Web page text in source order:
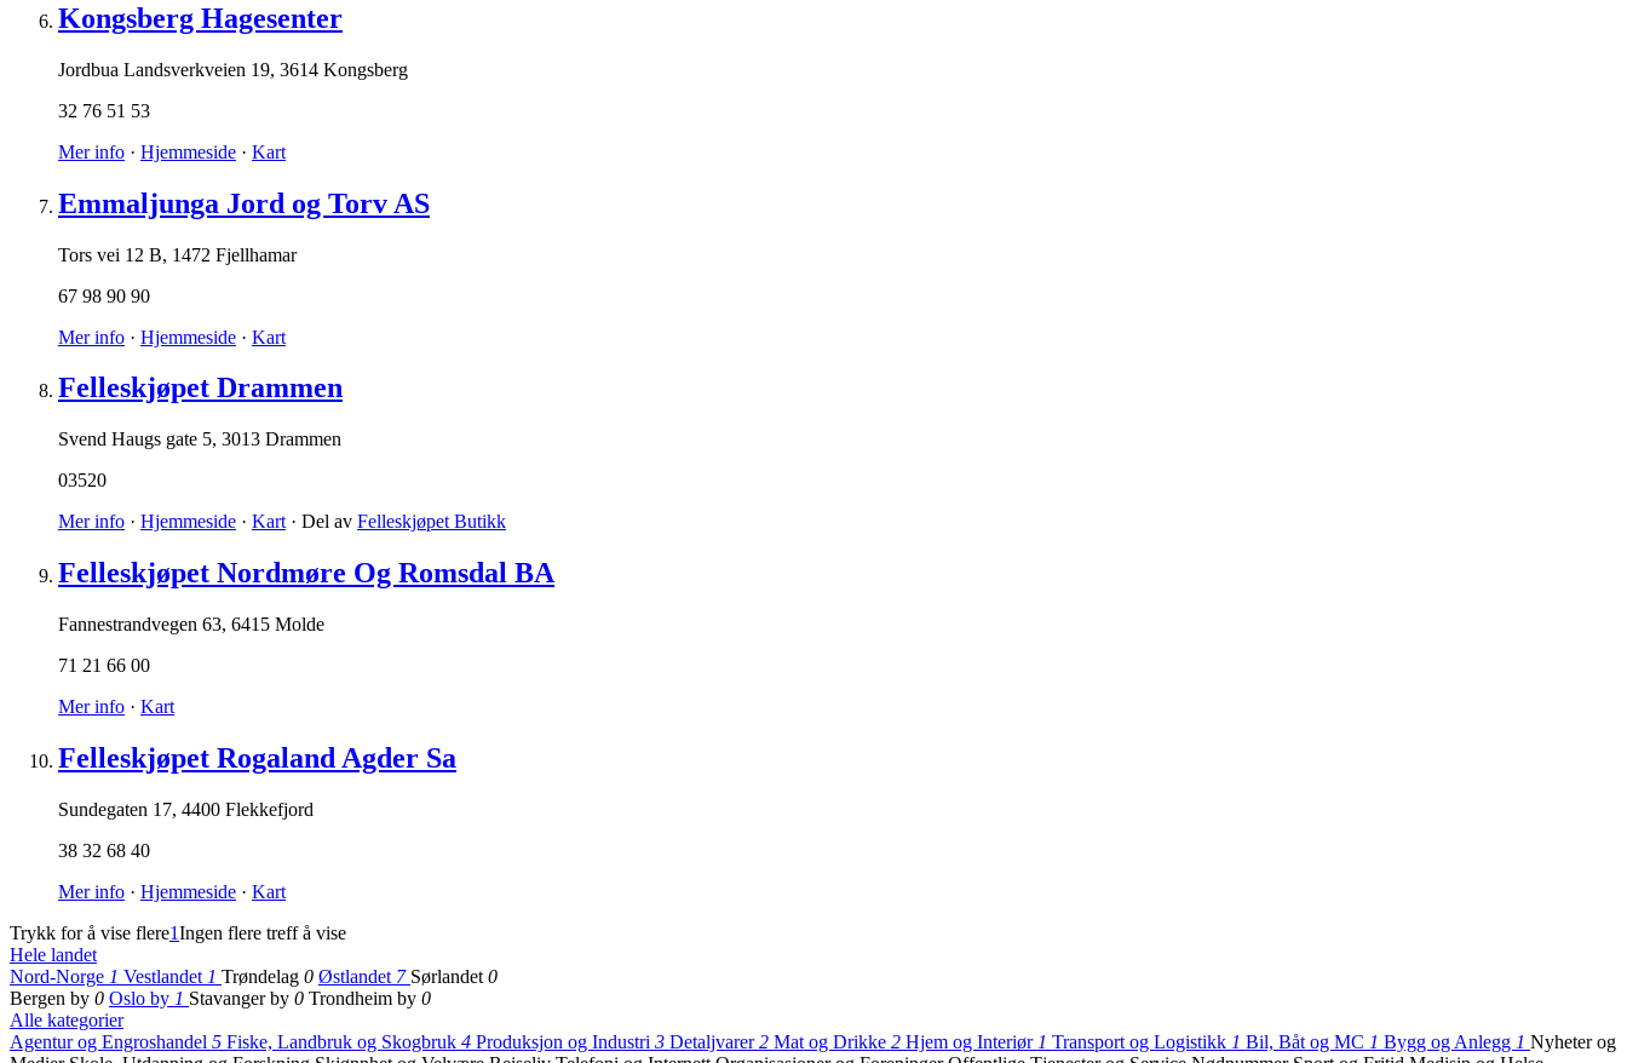
Kongsberg Hagesenter
Jordbua Landsverkveien 19, 3614 Kongsberg
32 76 51 53
Mer info · Hjemmeside · Kart
Emmaljunga Jord og Torv AS
Tors vei 12 B, 1472 Fjellhamar
67 98 90 90
Mer info · Hjemmeside · Kart
Felleskjøpet Drammen
Svend Haugs gate 5, 3013 Drammen
03520
Mer info · Hjemmeside · Kart · Del av Felleskjøpet Butikk
Felleskjøpet Nordmøre Og Romsdal BA
Fannestrandvegen 63, 6415 Molde
71 21 66 00
Mer info · Kart
Felleskjøpet Rogaland Agder Sa
Sundegaten 17, 4400 Flekkefjord
38 32 68 40
Mer info · Hjemmeside · Kart
Trykk for å vise flere1Ingen flere treff å vise
Hele landet
Nord-Norge 1 Vestlandet 1 Trøndelag 0 Østlandet 7 Sørlandet 0
Bergen by 0 Oslo by 1 Stavanger by 0 Trondheim by 0
Alle kategorier
Agentur og Engroshandel 5 Fiske, Landbruk og Skogbruk 4 Produksjon og Industri 3 Detaljvarer2 Mat og Drikke 2 Hjem og Interiør 1 Transport og Logistikk 1 Bil, Båt og MC 1 Bygg og Anlegg 1 Nyheter og